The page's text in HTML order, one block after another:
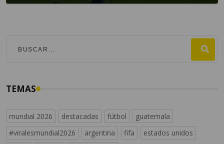
TEMAS
mundial 2026 destacadas fútbol
guatemala
#viralesmundial2026
argentina fifa
estados unidos